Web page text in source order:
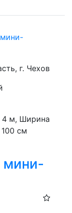
г. Чехов
4 м, Ширина
см
мини-